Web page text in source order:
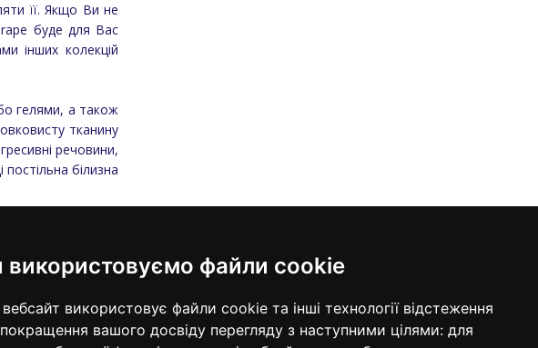
файли cookie
використовує файли cookie та інші технології відстеження
вашого досвіду перегляду з наступними цілями: для
її. Якщо Ви не
буде для Вас
інших колекцій
гелями, а також
тканину
речовини,
білизна
Контактна інформація
098 640-93-46
м. Київ, ЦУМ, вул. Хрещатик, 38, 5
поверх